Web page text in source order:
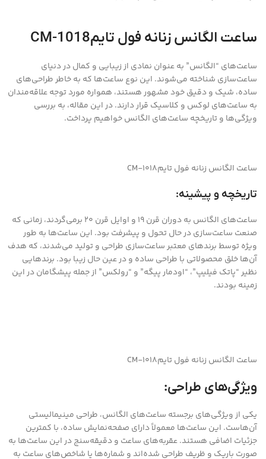
ساعت الگانس زنانه فول تایمCM-1018
ساعت‌های “الگانس” به عنوان نمادی از زیبایی و کمال در دنیای
ساعت‌سازی شناخته می‌شوند. این نوع ساعت‌ها که به خاطر طراحی‌های
ساده، شیک و دقیق خود مشهور هستند، همواره مورد توجه علاقه‌مندان
به ساعت‌های لوکس و کلاسیک قرار دارند. در این مقاله، به بررسی
ویژگی‌ها و تاریخچه ساعت‌های الگانس خواهیم پرداخت.
ساعت الگانس زنانه فول تایمCM-1018
تاریخچه و پیشینه:
ساعت‌های الگانس به دوران قرن ۱۹ و اوایل قرن ۲۰ برمی‌گردند، زمانی که
صنعت ساعت‌سازی در حال تحول و پیشرفت بود. این ساعت‌ها به طور
ویژه توسط برندهای معتبر ساعت‌سازی طراحی و تولید می‌شدند، که هدف
آن‌ها خلق محصولاتی با طراحی ساده و در عین حال زیبا بود. برندهایی
نظیر “پاتک فیلیپ”، “اودمار پیگه” و “رولکس” از جمله پیشگامان در این
زمینه بودند.
ساعت الگانس زنانه فول تایمCM-1018
ویژگی‌های طراحی:
یکی از ویژگی‌های برجسته ساعت‌های الگانس، طراحی مینیمالیستی
آن‌هاست. این ساعت‌ها معمولاً دارای صفحه‌نمایش ساده، با کمترین
جزئیات اضافی هستند. عقربه‌های ساعت و دقیقه‌سنج در این ساعت‌ها به
صورت باریک و ظریف طراحی شده‌اند و شماره‌ها یا شاخص‌های ساعت به